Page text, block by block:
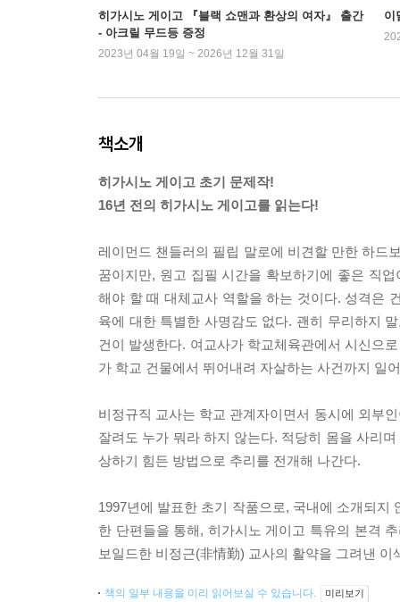
히가시노 게이고 『블랙 쇼맨과 환상의 여자』 출간
- 아크릴 무드등 증정
2023년 04월 19일 ~ 2026년 12월 31일
이
책소개
히가시노 게이고 초기 문제작!
16년 전의 히가시노 게이고를 읽는다!
레이먼드 챈들러의 필립 말로에 비견할 만한 하드
꿈이지만, 원고 집필 시간을 확보하기에 좋은 직
해야 할 때 대체교사 역할을 하는 것이다. 성격은
육에 대한 특별한 사명감도 없다. 괜히 무리하지
건이 발생한다. 여교사가 학교체육관에서 시신으
가 학교 건물에서 뛰어내려 자살하는 사건까지 일
비정규직 교사는 학교 관계자이면서 동시에 외부
잘려도 누가 뭐라 하지 않는다. 적당히 몸을 사리
상하기 힘든 방법으로 추리를 전개해 나간다.
1997년에 발표한 초기 작품으로, 국내에 소개되
한 단편들을 통해, 히가시노 게이고 특유의 본격
보일드한 비정근(非情勤) 교사의 활약을 그려낸 이
책의 일부 내용을 미리 읽어보실 수 있습니다. 미리보기